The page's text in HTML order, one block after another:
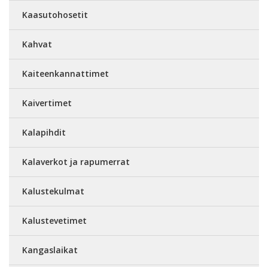
Kaasutohosetit
Kahvat
Kaiteenkannattimet
Kaivertimet
Kalapihdit
Kalaverkot ja rapumerrat
Kalustekulmat
Kalustevetimet
Kangaslaikat